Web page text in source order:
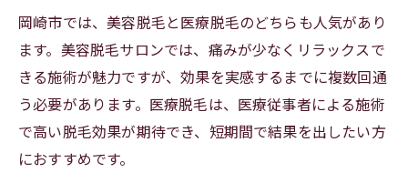
岡崎市では、美容脱毛と医療脱毛のどちらも人気があり
ます。美容脱毛サロンでは、痛みが少なくリラックスで
きる施術が魅力ですが、効果を実感するまでに複数回通
う必要があります。医療脱毛は、医療従事者による施術
で高い脱毛効果が期待でき、短期間で結果を出したい方
におすすめです。